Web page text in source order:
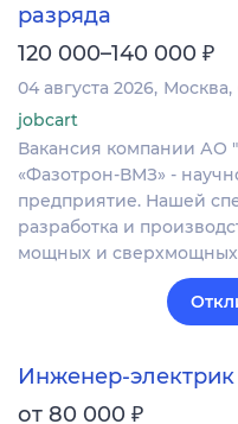
разряда
120 000–140 000 ₽
04 августа 2026 Москва
jobcart
Вакансия компании
«Фазотрон-ВМЗ» -
предприятие. Нашей
разработка и
мощных и сверхмощных
Инженер-электрик
от 80 000 ₽